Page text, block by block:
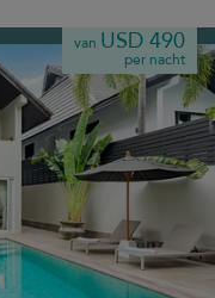
van USD 490
per nacht